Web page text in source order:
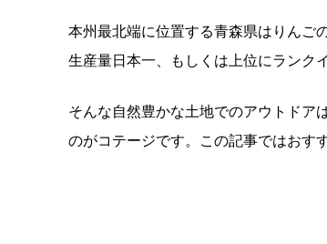
本州最北端に位置する青森県はりんご
生産量日本一、もしくは上位にランク
そんな自然豊かな土地でのアウトドア
のがコテージです。この記事ではおす